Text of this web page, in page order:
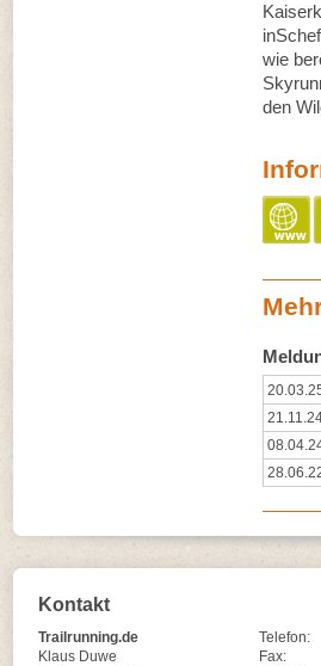
wie
den
Kontakt
Trailrunning.de
Klaus Duwe
Telefon:
Fax: